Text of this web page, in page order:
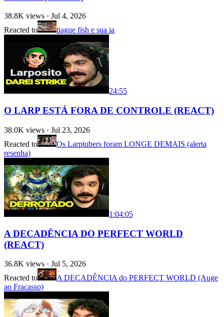
38.8K views · Jul 4, 2026
Reacted to
tiague fish e sua ia
24:55
O LARP ESTÁ FORA DE CONTROLE (REACT)
38.0K views · Jul 23, 2026
Reacted to
Os Larptubers foram LONGE DEMAIS (alerta
resenha)
1:04:05
A DECADÊNCIA DO PERFECT WORLD
(REACT)
36.8K views · Jul 5, 2026
Reacted to
A DECADÊNCIA do PERFECT WORLD (Auge
ao Fracasso)